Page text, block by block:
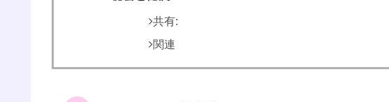
共有:
関連